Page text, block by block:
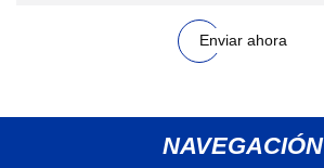
Enviar ahora
NAVEGACIÓN